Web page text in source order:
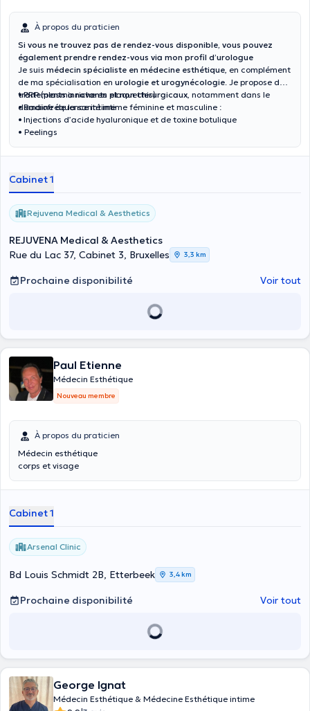
À propos du praticien
Si vous ne trouvez pas de rendez-vous disponible, vous pouvez
également prendre rendez-vous via mon profil d’urologue
Je suis médecin spécialiste en médecine esthétique, en complément
de ma spécialisation en urologie et urogynécologie. Je propose des
traitements innovants et non chirurgicaux, notamment dans le
domaine de la santé intime féminine et masculine :
• PRP (plasma riche en plaquettes)
• Radiofréquence intime
• Injections d’acide hyaluronique et de toxine botulique
• Peelings
Cabinet 1
Rejuvena Medical & Aesthetics
REJUVENA Medical & Aesthetics
Rue du Lac 37, Cabinet 3, Bruxelles
3,3 km
Prochaine disponibilité Voir tout
Paul Etienne
Médecin Esthétique
Nouveau membre
À propos du praticien
Médecin esthétique
corps et visage
Cabinet 1
Arsenal Clinic
Bd Louis Schmidt 2B, Etterbeek 3,4 km
Prochaine disponibilité Voir tout
George Ignat
Médecin Esthétique & Médecine Esthétique intime